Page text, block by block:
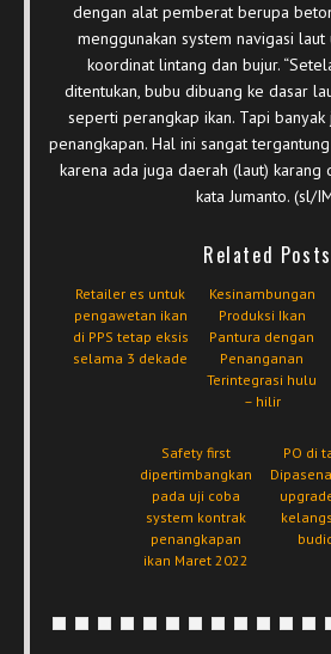
dengan alat pemberat berupa
menggunakan system navigasi laut
koordinat lintang dan bujur.
ditentukan, bubu dibuang ke dasar
seperti perangkap ikan. Tapi banyak
penangkapan. Hal ini sangat
karena ada juga daerah (laut) karang
kata Jumanto. (sl/
Related Posts
Retailer es untuk
pengawetan ikan
di PPS tetap eksis
selama 3 dekade
Kesinambungan
Produksi Ikan
Pantura dengan
Penanganan
Terintegrasi hulu
– hilir
Safety first
dipertimbangkan
pada uji coba
system kontrak
penangkapan
ikan Maret 2022
PO di